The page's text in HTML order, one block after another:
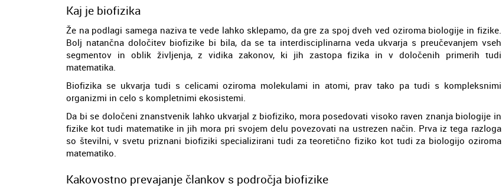
Kaj je biofizika
Že na podlagi samega naziva te vede lahko sklepamo, da gre za spoj dveh ved oziroma biologije in fizike.
Bolj natančna določitev biofizike bi bila, da se ta interdisciplinarna veda ukvarja s preučevanjem vseh
segmentov in oblik življenja, z vidika zakonov, ki jih zastopa fizika in v določenih primerih tudi
matematika.
Biofizika se ukvarja tudi s celicami oziroma molekulami in atomi, prav tako pa tudi s kompleksnimi
organizmi in celo s kompletnimi ekosistemi.
Da bi se določeni znanstvenik lahko ukvarjal z biofiziko, mora posedovati visoko raven znanja biologije in
fizike kot tudi matematike in jih mora pri svojem delu povezovati na ustrezen način. Prva iz tega razloga
so številni, v svetu priznani biofiziki specializirani tudi za teoretično fiziko kot tudi za biologijo oziroma
matematiko.
Kakovostno prevajanje člankov s področja biofizike